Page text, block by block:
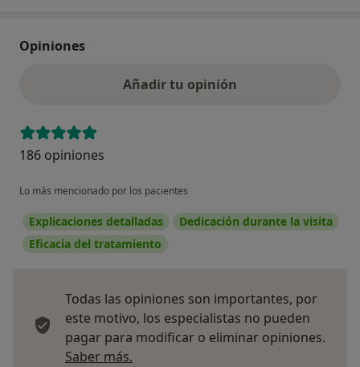
Opiniones
Añadir tu opinión
186 opiniones
Lo más mencionado por los pacientes
Explicaciones detalladas
Dedicación durante la visita
Eficacia del tratamiento
Todas las opiniones son importantes, por
este motivo, los especialistas no pueden
pagar para modificar o eliminar opiniones.
Saber más.